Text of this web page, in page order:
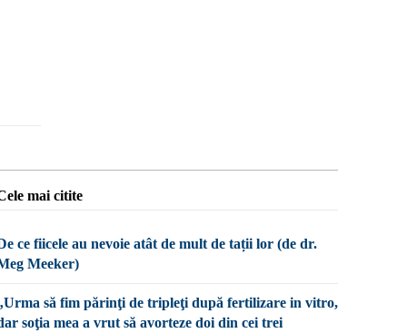
mai citite
ce fiicele au nevoie atât de mult de tații lor (de dr.
Meeker)
să fim părinţi de tripleţi după fertilizare in vitro,
soţia mea a vrut să avorteze doi din cei trei